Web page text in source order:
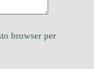
browser per